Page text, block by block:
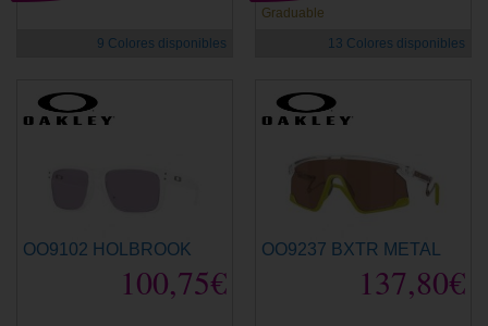
9 Colores disponibles
Graduable
13 Colores disponibles
OO9102 HOLBROOK
100,75€
OO9237 BXTR METAL
137,80€